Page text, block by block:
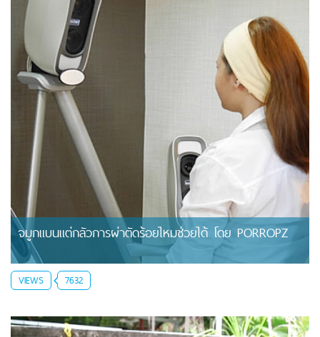
จมูกแบนแต่กลัวการผ่าตัดร้อยไหมช่วยได้ โดย PORROPZ
VIEWS 7632